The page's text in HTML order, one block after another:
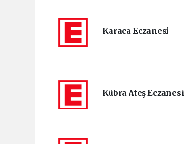
Karaca Eczanesi
Kübra Ateş Eczanesi